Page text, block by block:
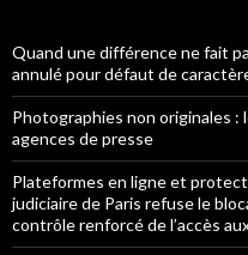
Quand une différence ne fait
annulé pour défaut de
Photographies non originales :
agences de presse
Plateformes en ligne et
judiciaire de Paris refuse le
contrôle renforcé de l’accès